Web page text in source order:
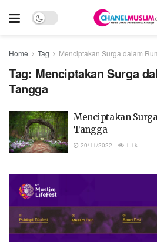
Home Tag Menciptakan Surga dalam
Tag: Menciptakan Surga
Tangga
Menciptakan
Tangga
20/11/2022 1.1k